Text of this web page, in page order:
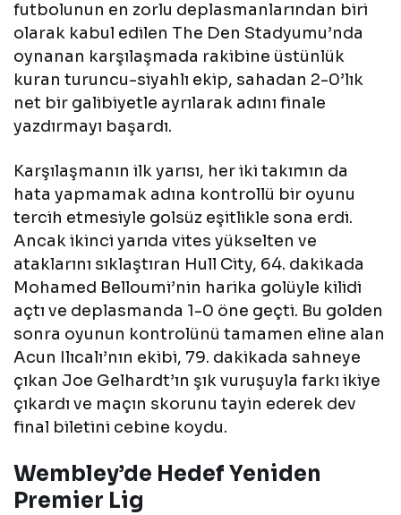
futbolunun en zorlu deplasmanlarından biri
olarak kabul edilen The Den Stadyumu’nda
oynanan karşılaşmada rakibine üstünlük
kuran turuncu-siyahlı ekip, sahadan 2-0’lık
net bir galibiyetle ayrılarak adını finale
yazdırmayı başardı.
Karşılaşmanın ilk yarısı, her iki takımın da
hata yapmamak adına kontrollü bir oyunu
tercih etmesiyle golsüz eşitlikle sona erdi.
Ancak ikinci yarıda vites yükselten ve
ataklarını sıklaştıran Hull City, 64. dakikada
Mohamed Belloumi’nin harika golüyle kilidi
açtı ve deplasmanda 1-0 öne geçti. Bu golden
sonra oyunun kontrolünü tamamen eline alan
Acun Ilıcalı’nın ekibi, 79. dakikada sahneye
çıkan Joe Gelhardt’ın şık vuruşuyla farkı ikiye
çıkardı ve maçın skorunu tayin ederek dev
final biletini cebine koydu.
Wembley’de Hedef Yeniden
Premier Lig